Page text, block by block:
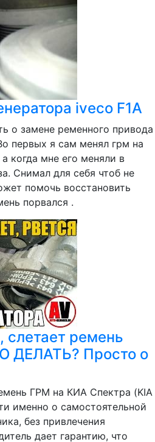
iveco F1A
о замене ременного привода
первых я сам менял грм на
когда мне его меняли в
Снимал для себя чтоб не
помочь восстановить
порвался .
слетает ремень
ДЕЛАТЬ? Просто о
ГРМ на КИА Спектра (KIA
именно о самостоятельной
без привлечения
дает гарантию, что